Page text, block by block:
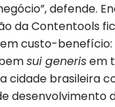
defende.
da Contentools
custo-
sui generisem
cidade brasileira
desenvolvimento